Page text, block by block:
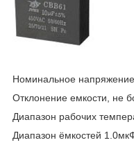
Номинальное
Отклонение емкости, не
Диапазон рабочих
Диапазон ёмкостей